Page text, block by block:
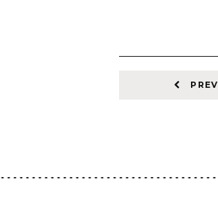
PREV